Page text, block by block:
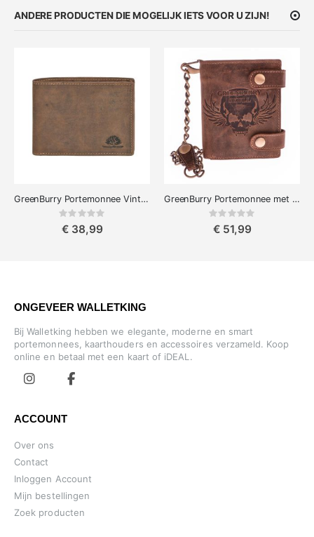
ANDERE PRODUCTEN DIE MOGELIJK IETS VOOR U ZIJN!
GreenBurry Portemonnee Vintage Classic
Rating:
€ 38,99
GreenBurry Portemonnee met Ketting Vintage Schedel
Rating:
€ 51,99
ONGEVEER WALLETKING
Bij Walletking hebben we elegante, moderne en smart
portemonnees, kaarthouders en accessoires verzameld. Koop
online en betaal met een kaart of iDEAL.
ACCOUNT
Over ons
Contact
Inloggen Account
Mijn bestellingen
Zoek producten